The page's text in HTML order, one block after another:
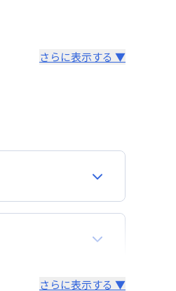
さらに表示する ▼
さらに表示する ▼